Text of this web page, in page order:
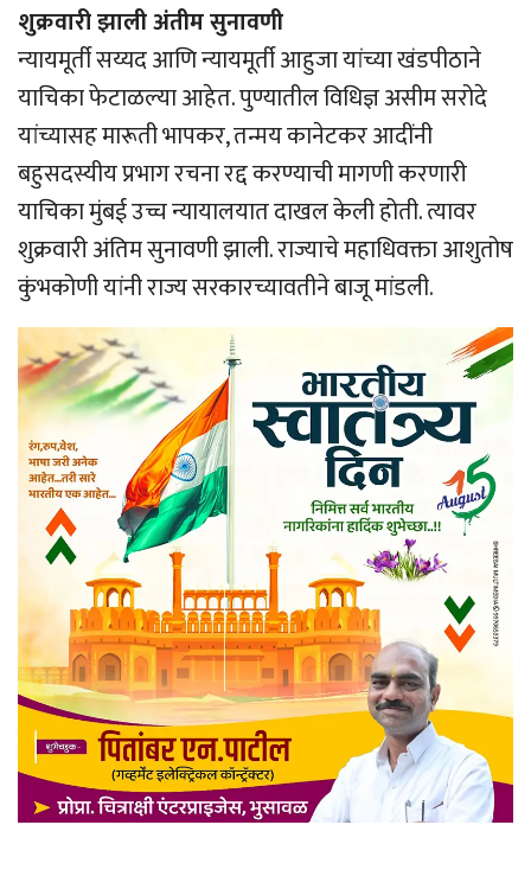
शुक्रवारी झाली अंतीम सुनावणी
न्यायमूर्ती सय्यद आणि न्यायमूर्ती आहुजा यांच्या खंडपीठाने
याचिका फेटाळल्या आहेत. पुण्यातील विधिज्ञ असीम सरोदे
यांच्यासह मारूती भापकर, तन्मय कानेटकर आदींनी
बहुसदस्यीय प्रभाग रचना रद्द करण्याची मागणी करणारी
याचिका मुंबई उच्च न्यायालयात दाखल केली होती. त्यावर
शुक्रवारी अंतिम सुनावणी झाली. राज्याचे महाधिवक्ता आशुतोष
कुंभकोणी यांनी राज्य सरकारच्यावतीने बाजू मांडली.